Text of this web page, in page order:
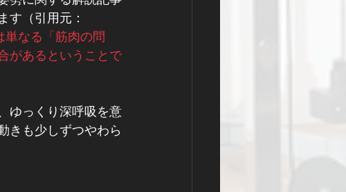
す（引用元：
単なる「筋肉の問
があるということで
ゆっくり深呼吸を意
きも少しずつやわら